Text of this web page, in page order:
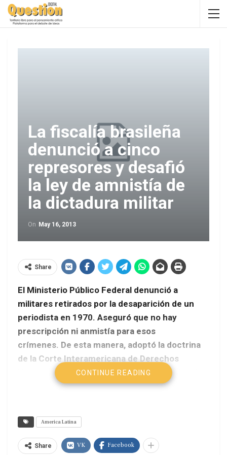
La fiscalía brasileña
denunció a cinco
represores y desafió
la ley de amnistía de
la dictadura militar
On May 16, 2013
Share
El Ministerio Público Federal denunció a
militares retirados por la desaparición de un
periodista en 1970. Aseguró que no hay
prescripción ni anmistía para esos
crímenes. De esta manera, adoptó la doctrina
de la Corte Interamericana de Derechos
Humanos (Corte IDH) que desconoce la ley de
Amnistía en vigencia en el país, a la que la
Télam
«No hay prescripción o amnistía para este tipo de
CONTINUE READING
America Latina
Share VK Facebook